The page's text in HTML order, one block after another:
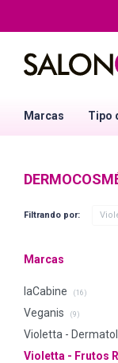
Marcas Tipo
Filtrando por:
Marcas
laCabine (16)
Veganis (9)
Violetta -
Violetta - Frutos